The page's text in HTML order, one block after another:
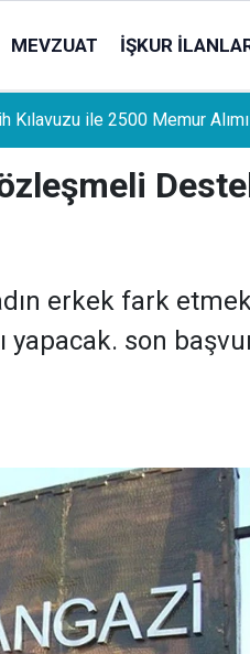
MEVZUAT İŞKUR
İçin Önemli Gelişme: Stopaj
erkek fark
yapacak. son